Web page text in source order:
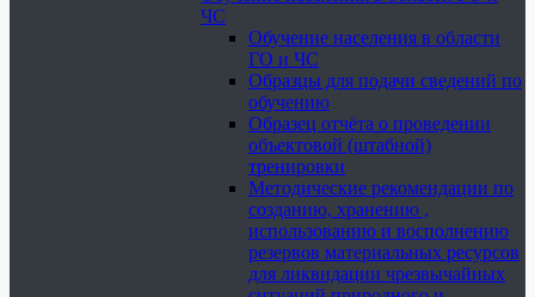
ЧС
Обучение населения в области
ГО и ЧС
Образцы для подачи сведений по
обучению
Образец отчёта о проведении
объектовой (штабной)
тренировки
Методические рекомендации по
созданию, хранению ,
использованию и восполнению
резервов материальных ресурсов
для ликвидации чрезвычайных